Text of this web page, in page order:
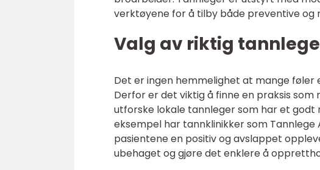
verktøyene for å tilby både preventive og
Valg av riktig tannlege
Det er ingen hemmelighet at mange føler
Derfor er det viktig å finne en praksis
utforske lokale tannleger som har et
eksempel har tannklinikker som
pasientene en positiv og avslappet
ubehaget og gjøre det enklere å